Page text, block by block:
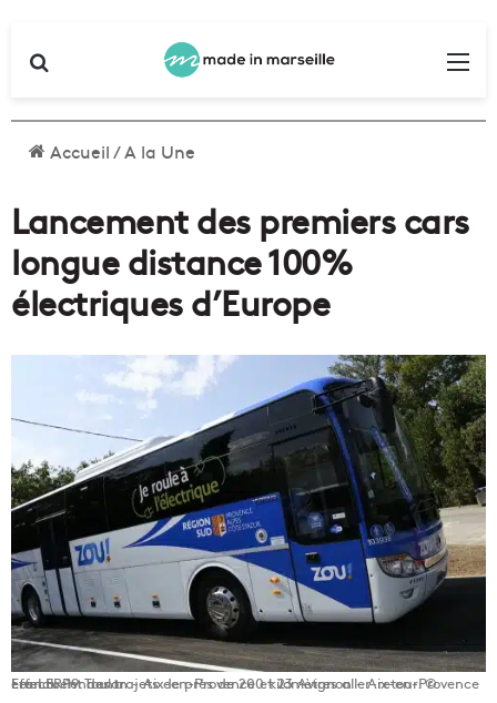
Accueil/A la Une
Lancement des premiers cars
longue distance 100%
électriques d’Europe
Les LER 19 Toulon - Aix-en-Provence et 23 Avignon - Aix-en-Provence effectuent des trajets de près de 200 kilomètres aller-retour. © Franck Pennant.